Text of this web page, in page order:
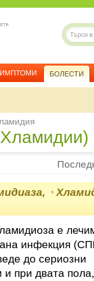
БОЛЕСТИ
е
инфекция
до сериозни
при двата